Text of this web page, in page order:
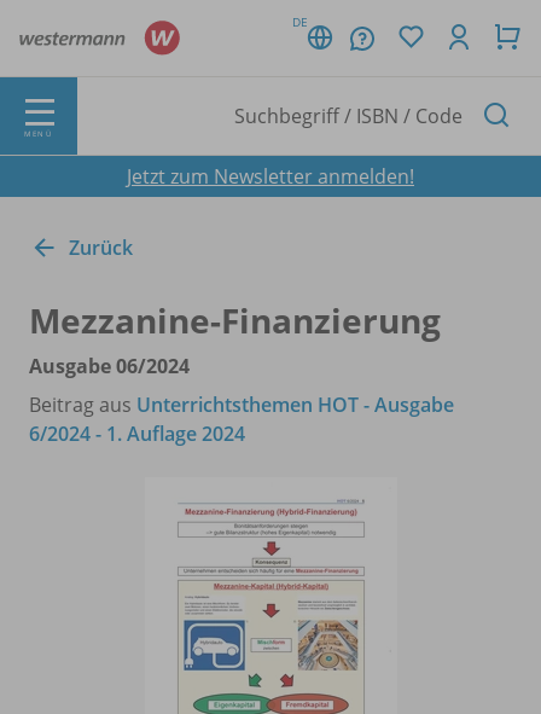
DE
MENÜ
Jetzt zum Newsletter anmelden!
Zurück
Mezzanine-Finanzierung
Ausgabe 06/2024
Beitrag aus Unterrichtsthemen HOT - Ausgabe
6/2024 - 1. Auflage 2024